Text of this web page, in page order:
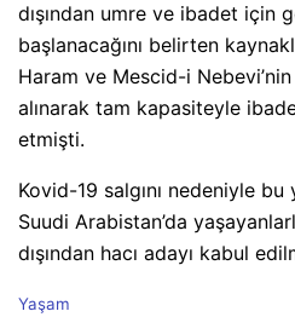
dışından umre ve ibadet için
başlanacağını belirten
Haram ve Mescid-i
alınarak tam kapasiteyle
etmişti.
Kovid-19 salgını nedeniyle
Suudi Arabistan’da
dışından hacı adayı kabul
C
Yaşam